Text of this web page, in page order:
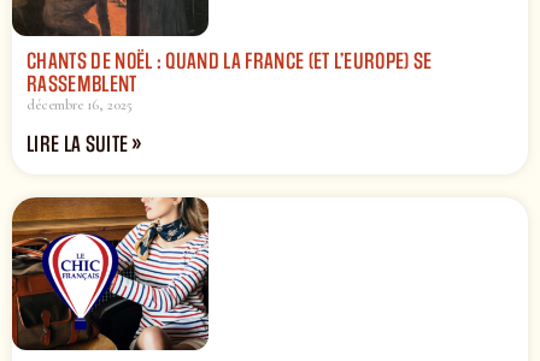
CHANTS DE NOËL : QUAND LA FRANCE (ET L’EUROPE) SE
RASSEMBLENT
décembre 16, 2025
LIRE LA SUITE »